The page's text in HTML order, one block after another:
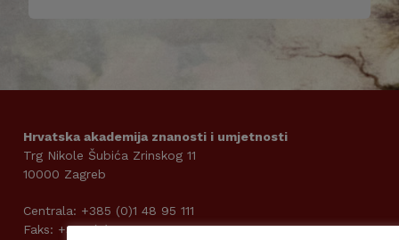
Hrvatska akademija znanosti i umjetnosti
Trg Nikole Šubića Zrinskog 11
10000 Zagreb
Centrala: +385 (0)1 48 95 111
Faks: +385 (0)1 48 19 979